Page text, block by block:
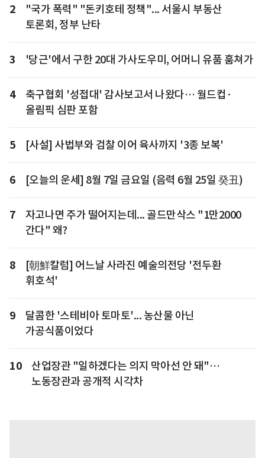
2
"국가 폭력" "돈키호테 정책"... 서울시 부동산
토론회, 정부 난타
3 '당근'에서 구한 20대 가사도우미, 어머니 유품 훔쳐가
4
축구협회 '성접대' 감사보고서 나왔다… 월드컵·
올림픽 심판 포함
5 [사설] 사법부와 검찰 이어 육사까지 '3종 보복'
6 [오늘의 운세] 8월 7일 금요일 (음력 6월 25일 癸丑)
7
자고나면 주가 떨어지는데... 골드만삭스 "1만2000
간다" 왜?
8
[朝鮮칼럼] 어느날 사라진 예술의전당 '전두환
휘호석'
9
달콤한 '스테비아 토마토'... 농산물 아닌
가공식품이었다
10
산업장관 "일하겠다는 의지 막아선 안 돼"…
노동장관과 공개적 시각차